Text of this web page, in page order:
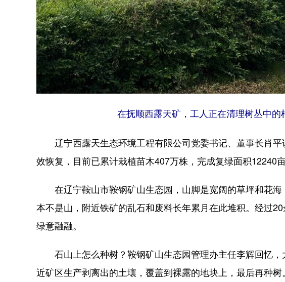
在抚顺西露天矿，工人正在清理树丛中
辽宁西露天生态环境工程有限公司党委书记、董事长肖平
效恢复，目前已累计栽植苗木407万株，完成复绿面积12240
在辽宁鞍山市鞍钢矿山生态园，山脚是宽阔的草坪和花海
本不是山，附近铁矿的乱石和废料长年累月在此堆积。经过
绿意融融。
石山上怎么种树？鞍钢矿山生态园管理办主任李辉回忆，
近矿区生产剥离出的土壤，覆盖到裸露的地块上，最后再种